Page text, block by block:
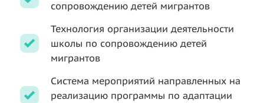
сопровождению детей мигрантов
Технология организации деятельности
школы по сопровождению детей
мигрантов
Система мероприятий направленных на
реализацию программы по адаптации